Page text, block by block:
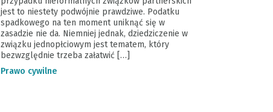
jest to niestety podwójnie prawdziwe. Podatku
spadkowego na ten moment uniknąć się w
zasadzie nie da. Niemniej jednak, dziedziczenie w
związku jednopłciowym jest tematem, który
bezwzględnie trzeba załatwić […]
Prawo cywilne